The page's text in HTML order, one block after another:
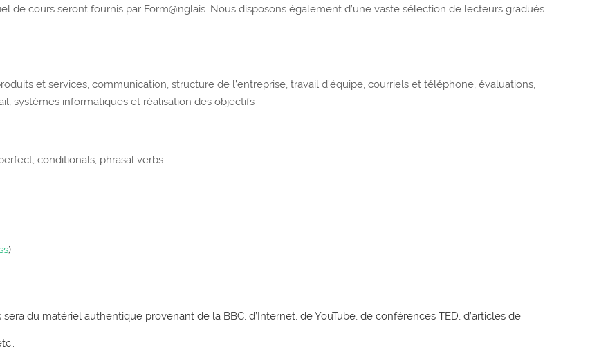
de cours seront fournis par Form@nglais. Nous disposons également d’une vaste sélection de lecteurs gradués
et services, communication, structure de l’entreprise, travail d’équipe, courriels et téléphone, évaluations,
systèmes informatiques et réalisation des objectifs
conditionals, phrasal verbs
)
du matériel authentique provenant de la BBC, d’Internet, de YouTube, de conférences TED, d’articles de